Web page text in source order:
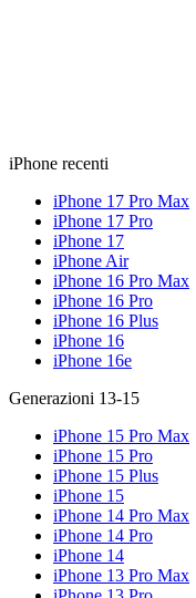
iPhone recenti
iPhone 17 Pro Max
iPhone 17 Pro
iPhone 17
iPhone Air
iPhone 16 Pro Max
iPhone 16 Pro
iPhone 16 Plus
iPhone 16
iPhone 16e
Generazioni 13-15
iPhone 15 Pro Max
iPhone 15 Pro
iPhone 15 Plus
iPhone 15
iPhone 14 Pro Max
iPhone 14 Pro
iPhone 14
iPhone 13 Pro Max